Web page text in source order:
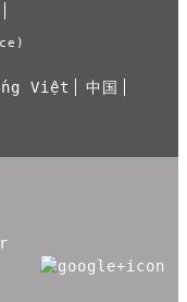
Việt
中国